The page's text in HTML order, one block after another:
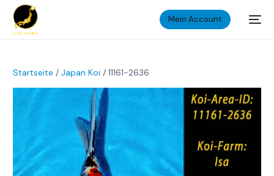
Mein Account
Startseite /Japan Koi / 11161-2636